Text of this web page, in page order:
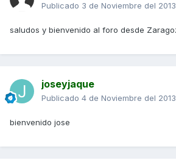
Publicado 3 de Noviembre del 2013
saludos y bienvenido al foro desde
joseyjaque
Publicado 4 de Noviembre del 2013
bienvenido jose